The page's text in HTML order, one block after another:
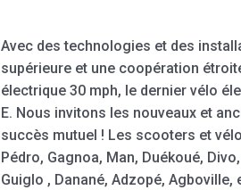
Avec des technologies et des
supérieure et une coopération
électrique 30 mph, le dernier vélo
E. Nous invitons les nouveaux et
succès mutuel ! Les scooters et
Pédro, Gagnoa, Man, Duékoué,
Guiglo , Danané, Adzopé,